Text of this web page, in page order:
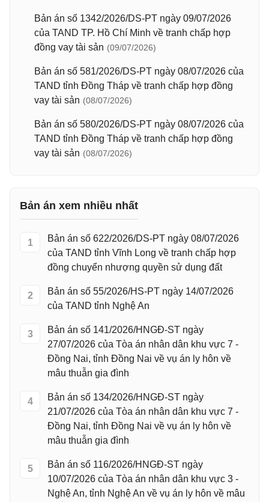
Bản án số 1342/2026/DS-PT ngày 09/07/2026
của TAND TP. Hồ Chí Minh về tranh chấp hợp
đồng vay tài sản (09/07/2026)
Bản án số 581/2026/DS-PT ngày 08/07/2026 của
TAND tỉnh Đồng Tháp về tranh chấp hợp đồng
vay tài sản (08/07/2026)
Bản án số 580/2026/DS-PT ngày 08/07/2026 của
TAND tỉnh Đồng Tháp về tranh chấp hợp đồng
vay tài sản (08/07/2026)
Bản án xem nhiều nhất
1
Bản án số 622/2026/DS-PT ngày 08/07/2026
của TAND tỉnh Vĩnh Long về tranh chấp hợp
đồng chuyển nhượng quyền sử dụng đất
2
Bản án số 55/2026/HS-PT ngày 14/07/2026
của TAND tỉnh Nghệ An
3
Bản án số 141/2026/HNGĐ-ST ngày
27/07/2026 của Tòa án nhân dân khu vực 7 -
Đồng Nai, tỉnh Đồng Nai về vụ án ly hôn về
mâu thuẫn gia đình
4
Bản án số 134/2026/HNGĐ-ST ngày
21/07/2026 của Tòa án nhân dân khu vực 7 -
Đồng Nai, tỉnh Đồng Nai về vụ án ly hôn về
mâu thuẫn gia đình
5
Bản án số 116/2026/HNGĐ-ST ngày
10/07/2026 của Tòa án nhân dân khu vực 3 -
Nghệ An, tỉnh Nghệ An về vụ án ly hôn về mâu